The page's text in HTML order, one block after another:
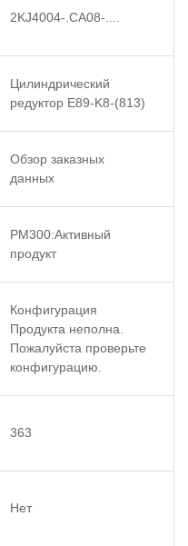
2KJ4004-.CA08-....
Цилиндрический
редуктор E89-K8-(813)
Обзор заказных
данных
PM300:Активный
продукт
Конфигурация
Продукта неполна.
Пожалуйста проверьте
конфигурацию.
363
Нет